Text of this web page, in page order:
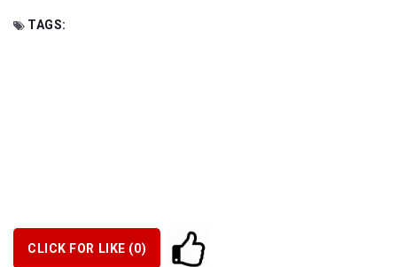
TAGS:
CLICK FOR LIKE (0)